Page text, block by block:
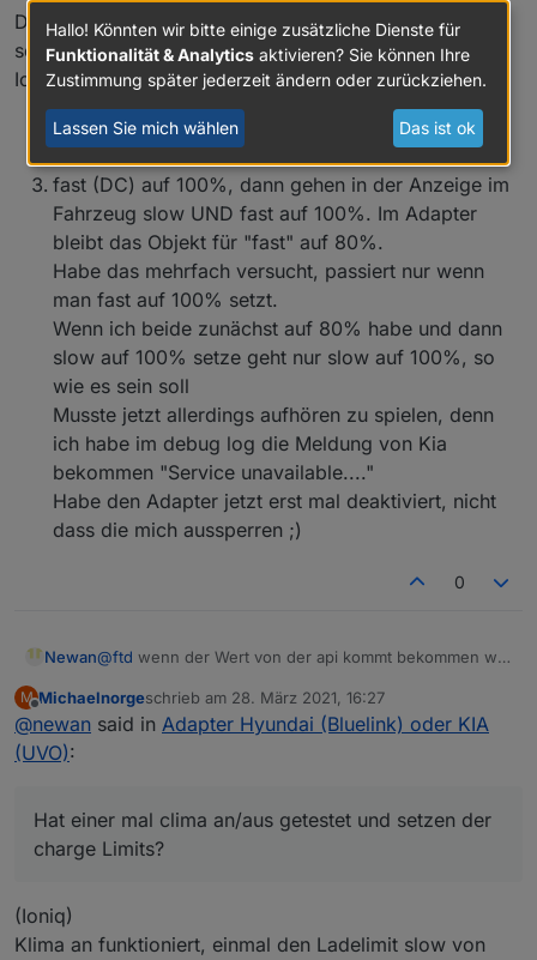
Das mit dem Setzen der Charge Limits ist etwas
seltsam.
Ich setze der Reihe nach
slow (AC) 80% OK
fast (DC) 80% OK
fast (DC) auf 100%, dann gehen in der Anzeige im
Fahrzeug slow UND fast auf 100%. Im Adapter
bleibt das Objekt für "fast" auf 80%.
Habe das mehrfach versucht, passiert nur wenn
man fast auf 100% setzt.
Wenn ich beide zunächst auf 80% habe und dann
slow auf 100% setze geht nur slow auf 100%, so
wie es sein soll
Musste jetzt allerdings aufhören zu spielen, denn
ich habe im debug log die Meldung von Kia
bekommen "Service unavailable...."
Habe den Adapter jetzt erst mal deaktiviert, nicht
dass die mich aussperren ;)
0
Newan@ftd wenn der Wert von der api kommt bekommen wir
mal checken wann er lädt.
Hat einer mal clima an/aus getestet und setzen der
charge Limits?
M Michaelnorgeschrieb am 28. März 2021, 16:27
zuletzt editiert von
@newan said in Adapter Hyundai (Bluelink) oder KIA
(UVO):
Hat einer mal clima an/aus getestet und setzen der
charge Limits?
(Ioniq)
Klima an funktioniert, einmal den Ladelimit slow von
Hallo! Könnten wir bitte einige zusätzliche Dienste für
Funktionalität & Analytics aktivieren? Sie können Ihre
Zustimmung später jederzeit ändern oder zurückziehen.
Lassen Sie mich wählen Das ist ok